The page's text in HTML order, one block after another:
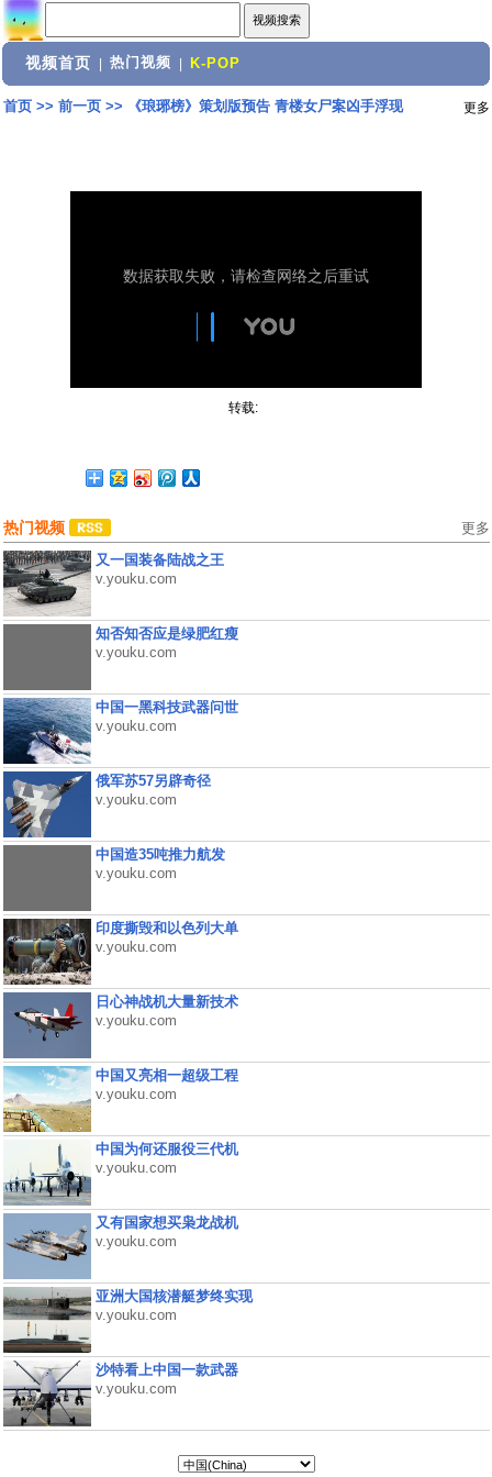
视频首页 热门视频 K-POP
首页>> 前一页>> 《琅琊榜》策划版预告 青楼女尸案凶手浮现 更多
转载:
热门视频 更多
又一国装备陆战之王
v.youku.com
知否知否应是绿肥红瘦
v.youku.com
中国一黑科技武器问世
v.youku.com
俄军苏57另辟奇径
v.youku.com
中国造35吨推力航发
v.youku.com
印度撕毁和以色列大单
v.youku.com
日心神战机大量新技术
v.youku.com
中国又亮相一超级工程
v.youku.com
中国为何还服役三代机
v.youku.com
又有国家想买枭龙战机
v.youku.com
亚洲大国核潜艇梦终实现
v.youku.com
沙特看上中国一款武器
v.youku.com